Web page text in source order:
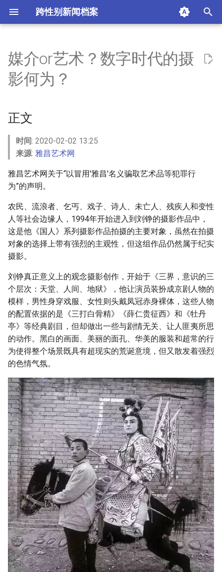
跨性别新闻档案
n
i
t
a
i
z
n
g
s
r
c
h
正文
摘要与附加信息
附加信息 [Processed Page
Metadata]
媒介or艺术？数字时代的摄
影何为？
正文
时间: 2020-02-02 13:25
来源: 雅昌艺术网
雅昌艺术网关于“以冒用'雅昌'名义骗取艺术品等犯罪行
为”的声明。
农民、流浪者、乞丐、戏子、诗人、未亡人、残疾人和变性
人等社会边缘人，1994年开始进入到刘铮的摄影作品中，
这是他《国人》系列摄影作品拍摄的主要对象，虽然在拍摄
对象的选择上带有强烈的主观性，但这组作品仍然属于纪实
摄影。
刘铮真正意义上的观念摄影创作，开始于《三界，意识的三
个层次：天堂、人间、地狱》，他让演员装扮成京剧人物的
模样，男性身穿戏服、女性则头戴凤冠赤身裸体，这些人物
的配置依据的是《三打白骨精》《薛仁贵征西》和《牡丹
亭》等经典剧目，但却做出一些与剧情无关、让人匪夷所思
的动作。黑白的画面、美丽的面孔、华美的服装和超常的行
为使得整个场景既具有超现实的荒诞意境，但又散发着强烈
的色情气氛。